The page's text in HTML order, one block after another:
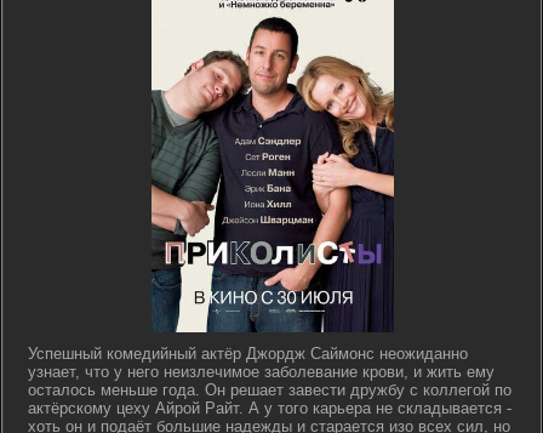
Успешный комедийный актёр Джордж Саймонс неожиданно
узнает, что у него неизлечимое заболевание крови, и жить ему
осталось меньше года. Он решает завести дружбу с коллегой по
актёрскому цеху Айрой Райт. А у того карьера не складывается -
хоть он и подаёт большие надежды и старается изо всех сил, но